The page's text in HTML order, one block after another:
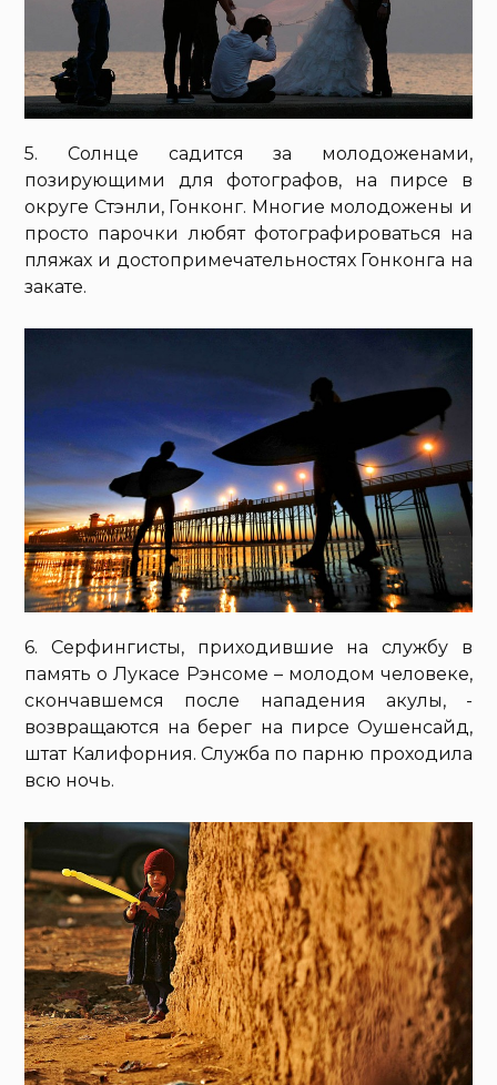
5. Солнце садится за молодоженами,
позирующими для фотографов, на пирсе в
округе Стэнли, Гонконг. Многие молодожены и
просто парочки любят фотографироваться на
пляжах и достопримечательностях Гонконга на
закате.
6. Серфингисты, приходившие на службу в
память о Лукасе Рэнсоме – молодом человеке,
скончавшемся после нападения акулы, -
возвращаются на берег на пирсе Оушенсайд,
штат Калифорния. Служба по парню проходила
всю ночь.